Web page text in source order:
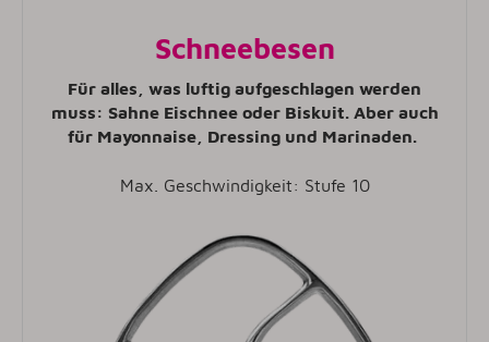
Schneebesen
Für alles, was luftig aufgeschlagen werden
muss: Sahne Eischnee oder Biskuit. Aber auch
für Mayonnaise, Dressing und Marinaden.
Max. Geschwindigkeit: Stufe 10